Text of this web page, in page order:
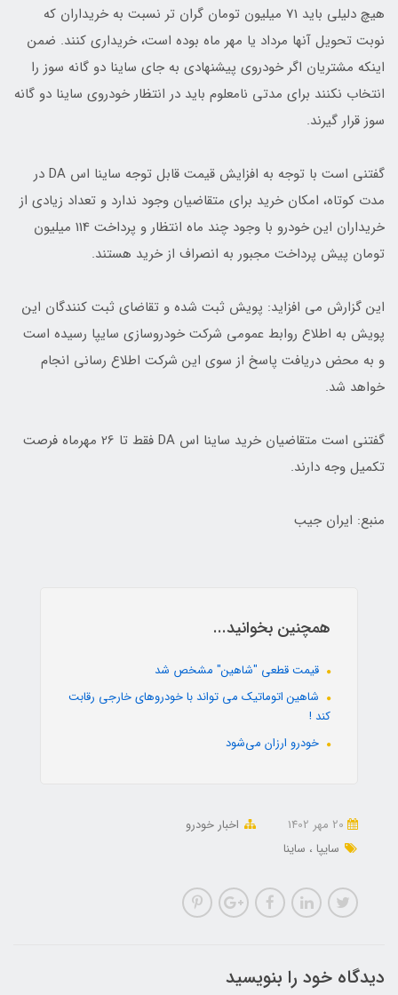
هیچ دلیلی باید 71 میلیون تومان گران تر نسبت به خریداران که
نوبت تحویل آنها مرداد یا مهر ماه بوده است، خریداری کنند. ضمن
اینکه مشتریان اگر خودروی پیشنهادی به جای ساینا دو گانه سوز را
انتخاب نکنند برای مدتی نامعلوم باید در انتظار خودروی ساینا دو گانه
سوز قرار گیرند.
گفتنی است با توجه به افزایش قیمت قابل توجه ساینا اس DA در
مدت کوتاه، امکان خرید برای متقاضیان وجود ندارد و تعداد زیادی از
خریداران این خودرو با وجود چند ماه انتظار و پرداخت 114 میلیون
تومان پیش پرداخت مجبور به انصراف از خرید هستند.
این گزارش می افزاید: پویش ثبت شده و تقاضای ثبت کنندگان این
پویش به اطلاع روابط عمومی شرکت خودروسازی سایپا رسیده است
و به محض دریافت پاسخ از سوی این شرکت اطلاع رسانی انجام
خواهد شد.
گفتنی است متقاضیان خرید ساینا اس DA فقط تا 26 مهرماه فرصت
تکمیل وجه دارند.
منبع: ایران جیب
همچنین بخوانید...
قیمت قطعی "شاهین" مشخص شد
شاهین اتوماتیک می تواند با خودروهای خارجی رقابت
کند !
خودرو ارزان می‌شود
اخبار خودرو
سایپا
ساینا
دیدگاه خود را بنویسید